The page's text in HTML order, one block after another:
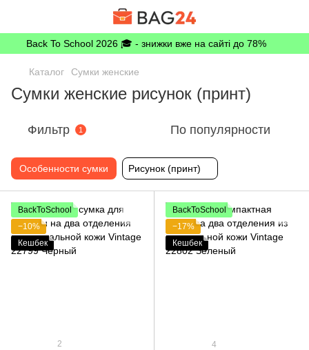
Back To School 2026 🎓 - знижки вже на сайті до 78%
Каталог Сумки женские
Сумки женские рисунок (принт)
Фильтр 1 По популярности
Особенности сумки Рисунок (принт)
BackToSchool
−10%
Кешбек
2
BackToSchool
−17%
Кешбек
4